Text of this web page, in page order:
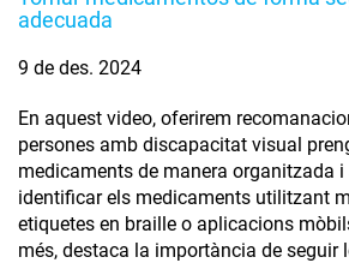
adecuada
9 de des. 2024
En aquest video, oferirem
persones amb discapacitat visual
medicaments de manera organitzada i
identificar els medicaments utilitzant
etiquetes en braille o aplicacions
més, destaca la importància de seguir